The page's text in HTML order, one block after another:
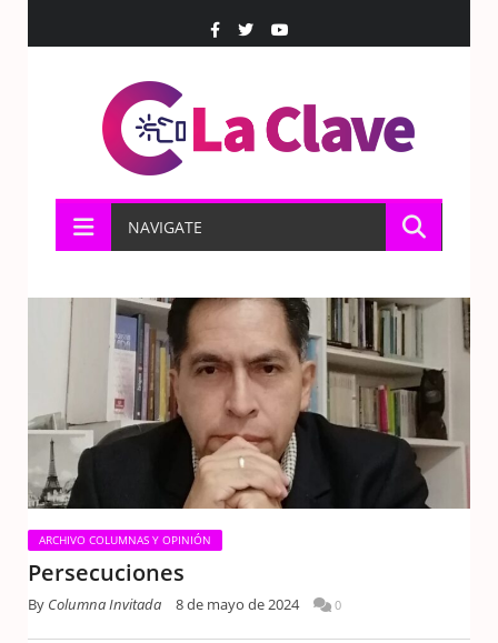
NAVIGATE
ARCHIVO COLUMNAS Y OPINIÓN
Persecuciones
By Columna Invitada 8 de mayo de 2024 0